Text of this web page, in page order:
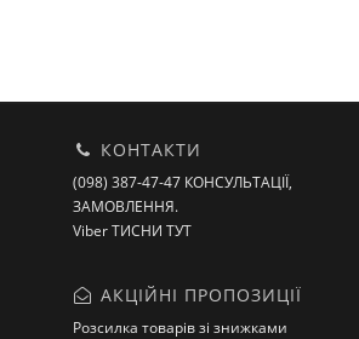
КОНТАКТИ
(098) 387-47-47 КОНСУЛЬТАЦІЇ,
ЗАМОВЛЕННЯ.
Viber ТИСНИ ТУТ
АКЦІЙНІ ПРОПОЗИЦІЇ
Розсилка товарів зі знижками